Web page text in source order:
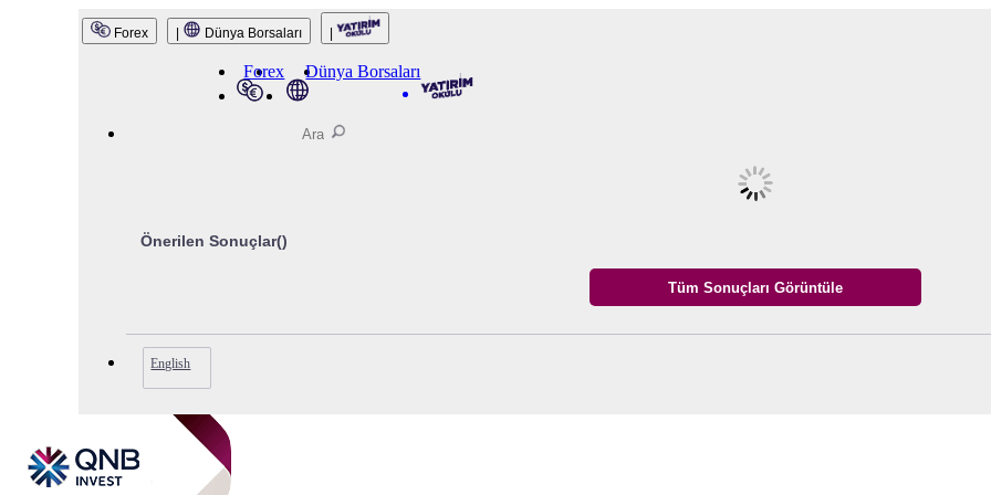
QNB Invest
Forex Dünya Borsaları
Forex Dünya Borsaları
Önerilen Sonuçlar()
English